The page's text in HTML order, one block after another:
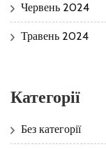
Червень 2024
Травень 2024
Категорії
Без категорії